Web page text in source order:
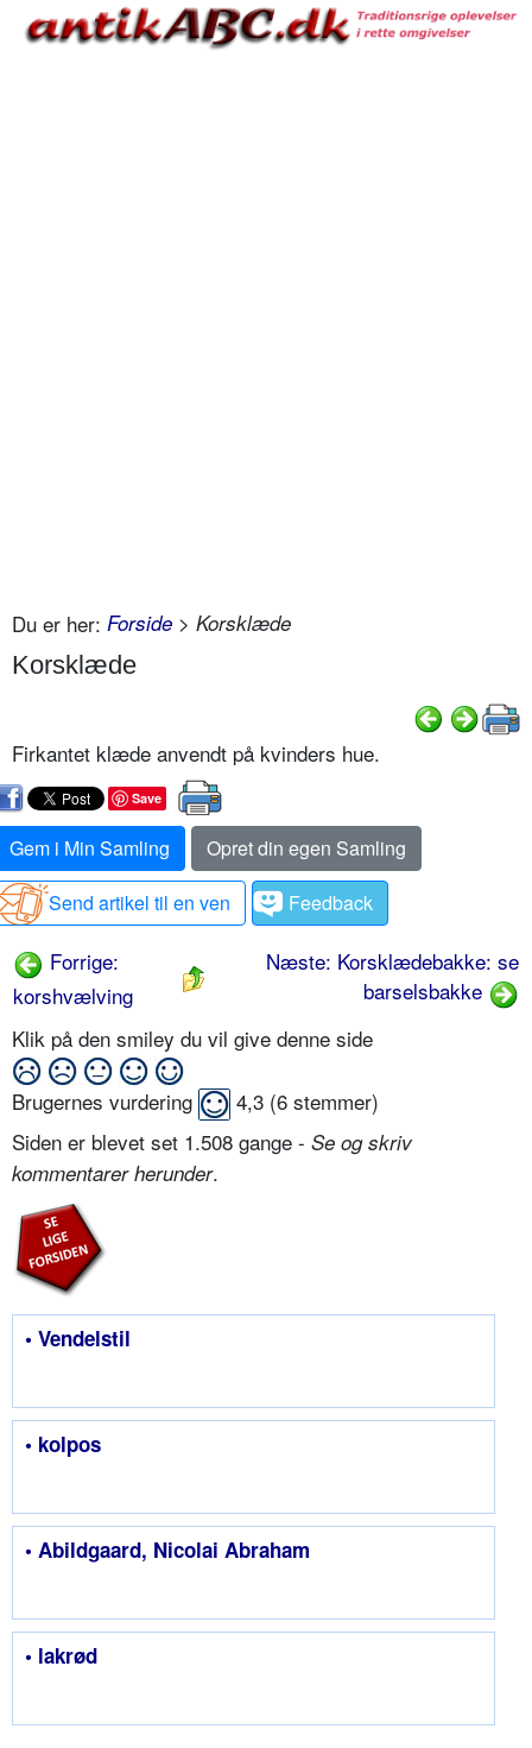
Du er her: Forside > Korsklæde
Korsklæde
Firkantet klæde anvendt på kvinders hue.
Save
Gem i Min Samling
Opret din egen Samling
Send artikel til en ven
Feedback
Forrige:
korshvælving
Næste: Korsklædebakke: se
barselsbakke
Klik på den smiley du vil give denne side
Brugernes vurdering 4,3 (6 stemmer)
Siden er blevet set 1.508 gange - Se og skriv
kommentarer herunder.
• Vendelstil
• kolpos
• Abildgaard, Nicolai Abraham
• lakrød